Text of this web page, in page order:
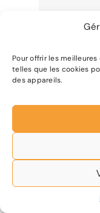
Pour offrir les
telles que les cookies
des appareils.